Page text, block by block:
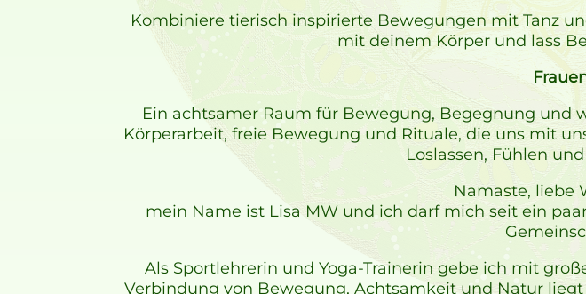
Kombiniere tierisch inspirierte Bewegungen mit Tanz
mit deinem Körper und lass
Ein achtsamer Raum für Bewegung, Begegnung und
Körperarbeit, freie Bewegung und Rituale, die uns mit
Loslassen, Fühlen
Namaste, liebe
mein Name ist Lisa MW und ich darf mich seit ein
Als Sportlehrerin und Yoga-Trainerin gebe ich mit
Verbindung von Bewegung, Achtsamkeit und Natur